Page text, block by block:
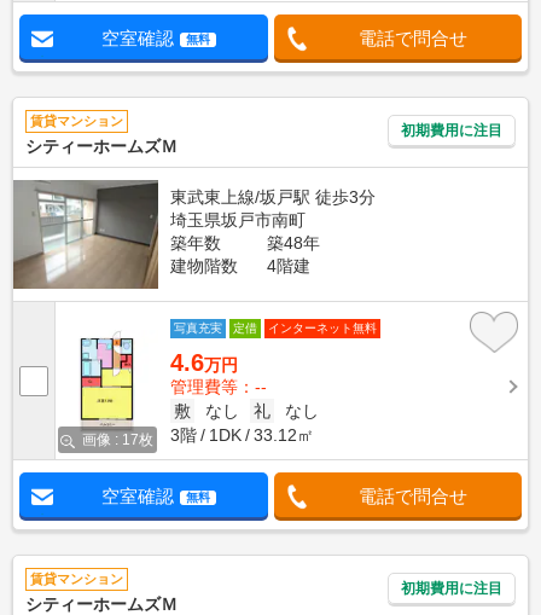
空室確認 無料 電話で問合せ
賃貸マンション
シティーホームズＭ
初期費用に注目
東武東上線/坂戸駅 徒歩3分
埼玉県坂戸市南町
築年数
築48年
建物階数
4階建
画像 : 17枚
写真充実 定借 インターネット無料
4.6万円
管理費等：--
敷
なし 礼
なし
3階
1DK 33.12㎡
空室確認 無料 電話で問合せ
賃貸マンション
シティーホームズＭ
初期費用に注目